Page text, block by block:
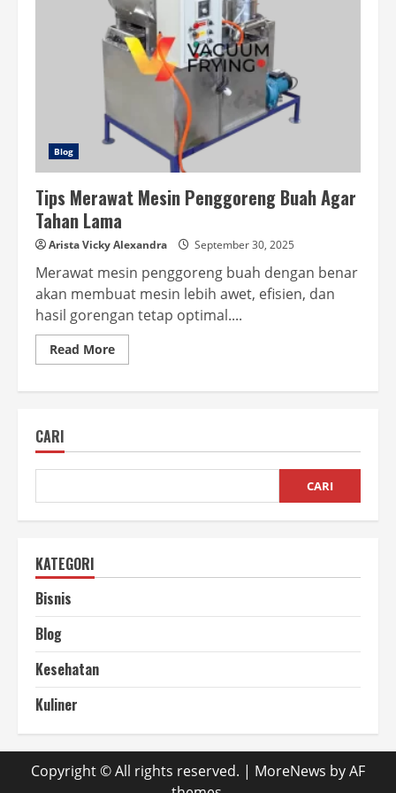
Blog
Tips Merawat Mesin Penggoreng Buah Agar
Tahan Lama
Arista Vicky Alexandra September 30, 2025
Merawat mesin penggoreng buah dengan benar
akan membuat mesin lebih awet, efisien, dan
hasil gorengan tetap optimal....
Read MoreRead
more
Agar
Lama
CARI
CARI
KATEGORI
Bisnis
Blog
Kesehatan
Kuliner
Copyright © All rights reserved. | MoreNews by AF